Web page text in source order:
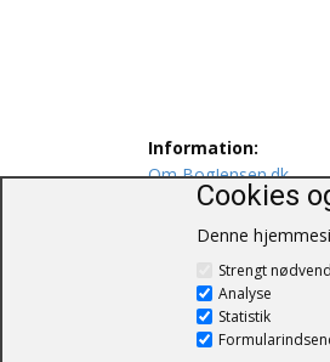
Information:
Om BogJensen.dk
Levering
Persondatapolitik
Salgs og
Kontakt os
Cookies
Denne
Strengt
Analyse
Statistik